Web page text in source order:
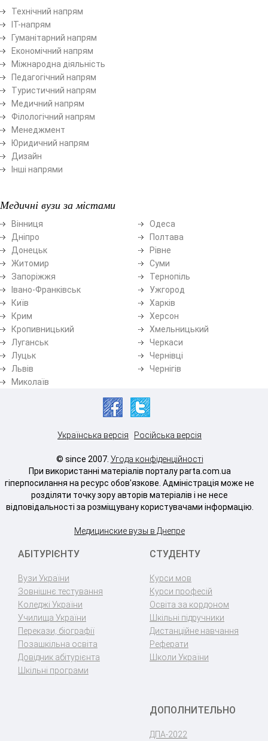
Технічний напрям
ІТ-напрям
Гуманітарний напрям
Економічний напрям
Міжнародна діяльність
Педагогічний напрям
Туристичний напрям
Медичний напрям
Філологічний напрям
Менеджмент
Юридичний напрям
Дизайн
Інші напрями
Медичні вузи за містами
Вінниця
Дніпро
Донецьк
Житомир
Запоріжжя
Івано-Франківськ
Київ
Крим
Кропивницький
Луганськ
Луцьк
Львів
Миколаїв
Одеса
Полтава
Рівне
Суми
Тернопіль
Ужгород
Харків
Херсон
Хмельницький
Черкаси
Чернівці
Чернігів
Українська версія Російська версія
© since 2007. Угода конфіденційності
При використанні матеріалів порталу parta.com.ua
гіперпосилання на ресурс обов'язкове. Адміністрація може не
розділяти точку зору авторів матеріалів і не несе
відповідальності за розміщувану користувачами інформацію.
Медицинские вузы в Днепре
АБІТУРІЄНТУ
Вузи України
Зовнішнє тестування
Коледжі України
Училища України
Перекази, біографії
Позашкільна освіта
Довідник абітурієнта
Шкільні програми
СТУДЕНТУ
Курси мов
Курси професій
Освіта за кордоном
Шкільні підручники
Дистанційне навчання
Реферати
Школи України
ДОПОЛНИТЕЛЬНО
ДПА-2022